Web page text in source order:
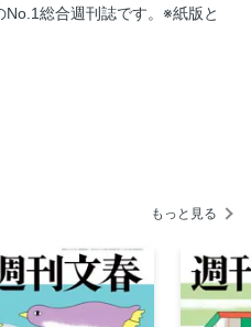
田晋のリーチ・ツモ・ドラ１
幹部の初告白 小野一光
佳代子
総合週刊誌です。※紙版と
もっと見る